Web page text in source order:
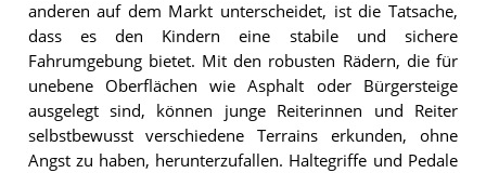
anderen auf dem Markt unterscheidet, ist die Tatsache,
dass es den Kindern eine stabile und sichere
Fahrumgebung bietet. Mit den robusten Rädern, die für
unebene Oberflächen wie Asphalt oder Bürgersteige
ausgelegt sind, können junge Reiterinnen und Reiter
selbstbewusst verschiedene Terrains erkunden, ohne
Angst zu haben, herunterzufallen. Haltegriffe und Pedale